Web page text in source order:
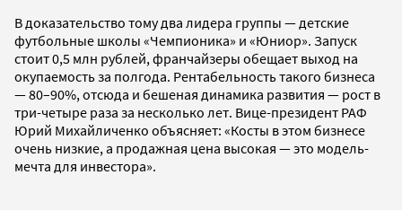
В доказательство тому два лидера группы — детские
футбольные школы «Чемпионика» и «Юниор». Запуск
стоит 0,5 млн рублей, франчайзеры обещает выход на
окупаемость за полгода. Рентабельность такого бизнеса
— 80–90%, отсюда и бешеная динамика развития — рост в
три-четыре раза за несколько лет. Вице-президент РАФ
Юрий Михайличенко объясняет: «Косты в этом бизнесе
очень низкие, а продажная цена высокая — это модель-
мечта для инвестора».